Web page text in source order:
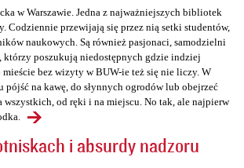
w Warszawie. Jedna z najważniejszych bibliotek
Codziennie przewijają się przez nią setki studentów,
naukowych. Są również pasjonaci, samodzielni
którzy poszukują niedostępnych gdzie indziej
bez wizyty w BUW-ie też się nie liczy. W
na kawę, do słynnych ogrodów lub obejrzeć
wszystkich, od ręki i na miejscu. No tak, ale najpierw
i absurdy nadzoru